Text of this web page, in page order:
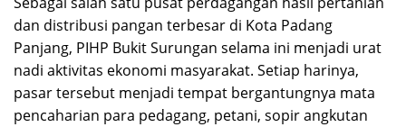
dan distribusi pangan terbesar di Kota Padang
Panjang, PIHP Bukit Surungan selama ini menjadi urat
nadi aktivitas ekonomi masyarakat. Setiap harinya,
pasar tersebut menjadi tempat bergantungnya mata
pencaharian para pedagang, petani, sopir angkutan